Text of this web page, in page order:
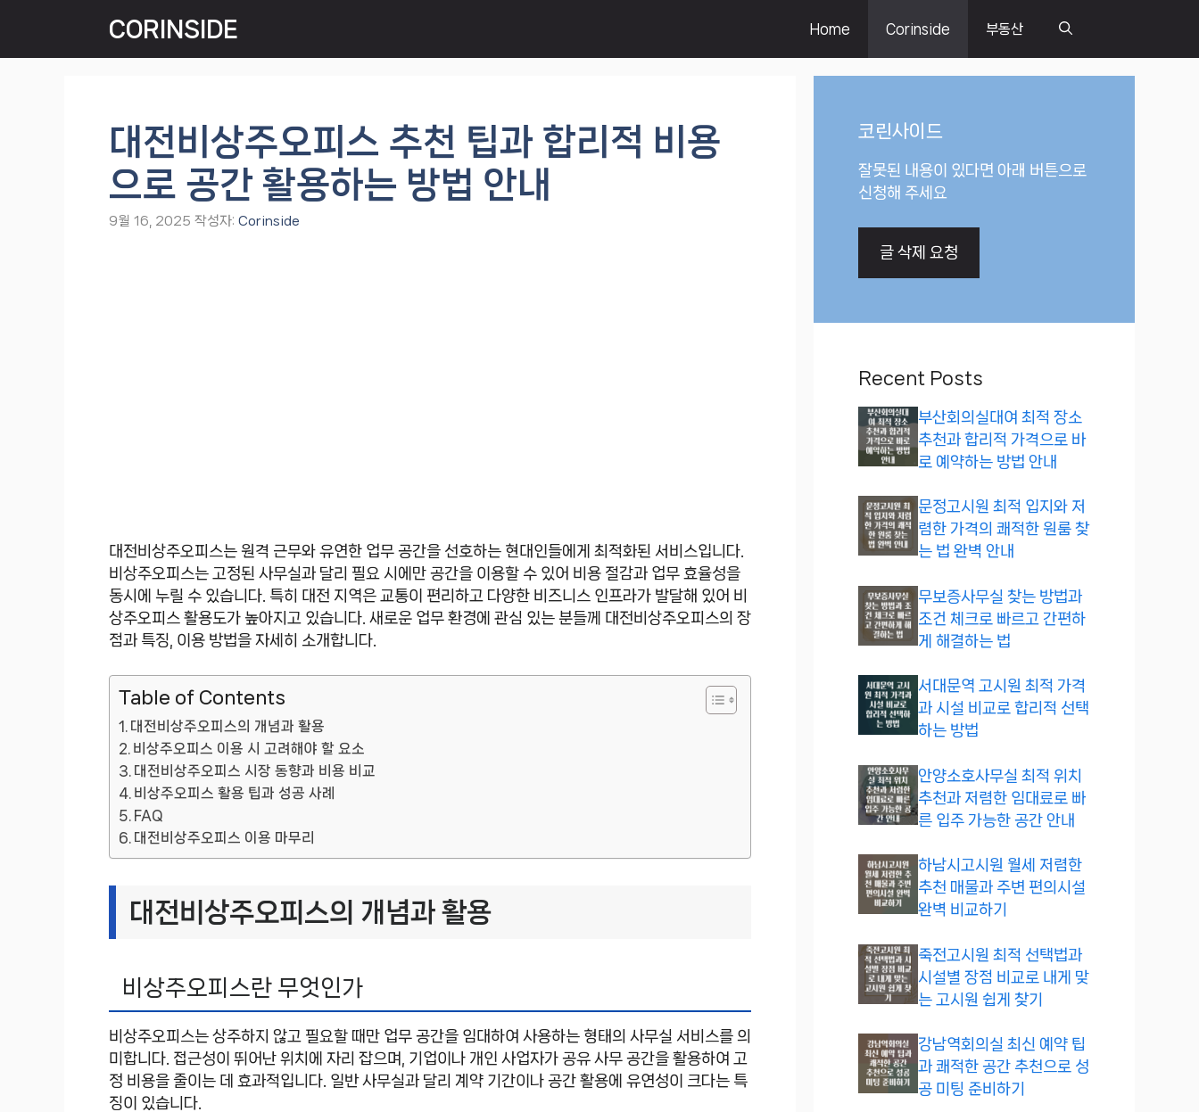
츠
CORINSIDE Home Corinside 부동산
대전비상주오피스 추천 팁과 합리적 비용
으로 공간 활용하는 방법 안내
9월 16, 2025 작성자: Corinside
대전비상주오피스는 원격 근무와 유연한 업무 공간을 선호하는 현대인들에게 최적화된 서비스입니다.
비상주오피스는 고정된 사무실과 달리 필요 시에만 공간을 이용할 수 있어 비용 절감과 업무 효율성을
동시에 누릴 수 있습니다. 특히 대전 지역은 교통이 편리하고 다양한 비즈니스 인프라가 발달해 있어 비
상주오피스 활용도가 높아지고 있습니다. 새로운 업무 환경에 관심 있는 분들께 대전비상주오피스의 장
점과 특징, 이용 방법을 자세히 소개합니다.
Table of Contents
대전비상주오피스의 개념과 활용
비상주오피스 이용 시 고려해야 할 요소
대전비상주오피스 시장 동향과 비용 비교
비상주오피스 활용 팁과 성공 사례
FAQ
대전비상주오피스 이용 마무리
대전비상주오피스의 개념과 활용
비상주오피스란 무엇인가
비상주오피스는 상주하지 않고 필요할 때만 업무 공간을 임대하여 사용하는 형태의 사무실 서비스를 의
미합니다. 접근성이 뛰어난 위치에 자리 잡으며, 기업이나 개인 사업자가 공유 사무 공간을 활용하여 고
정 비용을 줄이는 데 효과적입니다. 일반 사무실과 달리 계약 기간이나 공간 활용에 유연성이 크다는 특
징이 있습니다.
코린사이드
잘못된 내용이 있다면 아래 버튼으로
신청해 주세요
글 삭제 요청
Recent Posts
부산회의실대여 최적 장소
추천과 합리적 가격으로 바
로 예약하는 방법 안내
문정고시원 최적 입지와 저
렴한 가격의 쾌적한 원룸 찾
는 법 완벽 안내
무보증사무실 찾는 방법과
조건 체크로 빠르고 간편하
게 해결하는 법
서대문역 고시원 최적 가격
과 시설 비교로 합리적 선택
하는 방법
안양소호사무실 최적 위치
추천과 저렴한 임대료로 빠
른 입주 가능한 공간 안내
하남시고시원 월세 저렴한
추천 매물과 주변 편의시설
완벽 비교하기
죽전고시원 최적 선택법과
시설별 장점 비교로 내게 맞
는 고시원 쉽게 찾기
강남역회의실 최신 예약 팁
과 쾌적한 공간 추천으로 성
공 미팅 준비하기